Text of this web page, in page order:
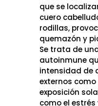
que se
cuero
rodillas,
quemazón y
Se trata de
autoinmune
intensidad de
externos
exposición
como el